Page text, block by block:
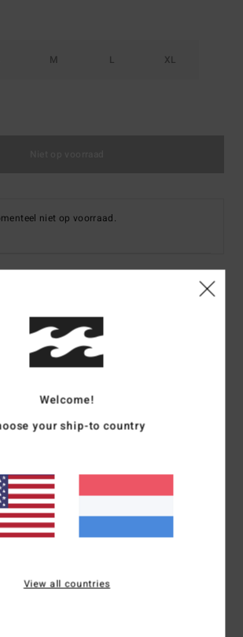
M L XL
niet op voorraad.
T-shirt met korte mouwen
Kleurcodetfh0
[160 g/m2] garengeverfde gestreepte jersey
de borst
wasbehandeling voor een stof
bij de zijnaad
Welcome!
your ship-to country
View all countries